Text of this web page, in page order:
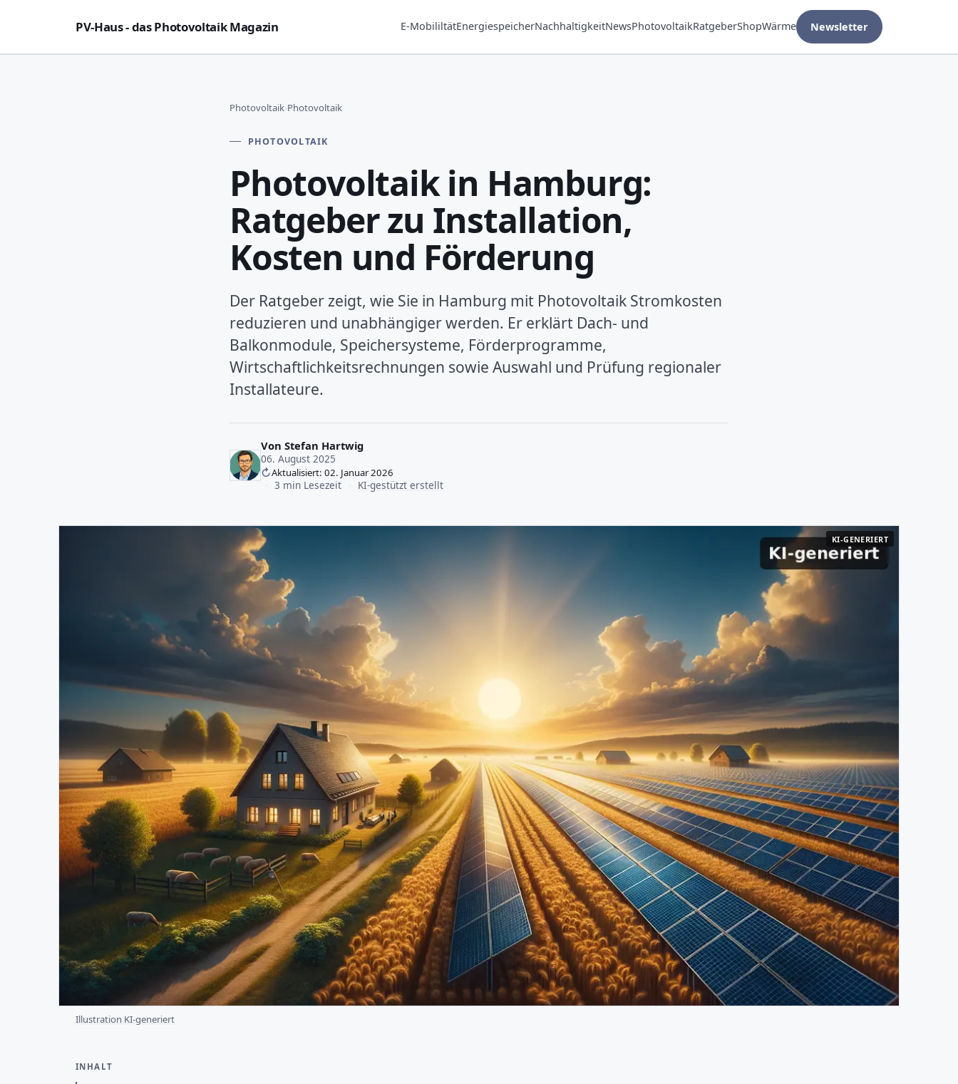
PV-Haus - das Photovoltaik Magazin E-MobililtätEnergiespeicherNachhaltigkeitNewsPhotovoltaikRatgeberShopWärme Newsletter
Photovoltaik›Photovoltaik
PHOTOVOLTAIK
Photovoltaik in Hamburg:
Ratgeber zu Installation,
Kosten und Förderung
Der Ratgeber zeigt, wie Sie in Hamburg mit Photovoltaik Stromkosten
reduzieren und unabhängiger werden. Er erklärt Dach- und
Balkonmodule, Speichersysteme, Förderprogramme,
Wirtschaftlichkeitsrechnungen sowie Auswahl und Prüfung regionaler
Installateure.
Von Stefan Hartwig
06. August 2025
Aktualisiert: 02. Januar 2026
3 min Lesezeit KI-gestützt erstellt
KI-GENERIERT
Illustration KI-generiert
INHALT